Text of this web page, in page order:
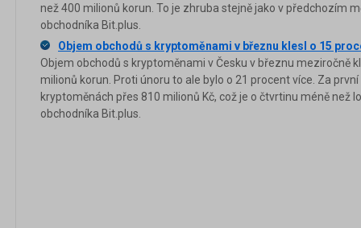
než 400 milionů korun. To je zhruba stejně jako v předchozím
obchodníka Bit.plus.
Objem obchodů s kryptoměnami v březnu klesl o 15
Objem obchodů s kryptoměnami v Česku v březnu meziročně
milionů korun. Proti únoru to ale bylo o 21 procent více. Za
kryptoměnách přes 810 milionů Kč, což je o čtvrtinu méně než
obchodníka Bit.plus.